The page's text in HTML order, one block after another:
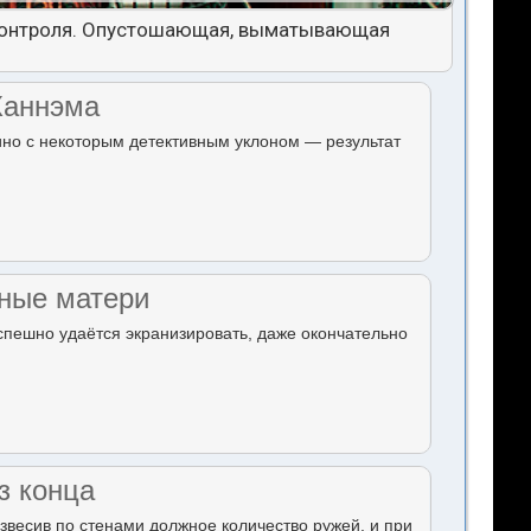
Опустошающая, выматывающая
с некоторым детективным уклоном — результат
матери
удаётся экранизировать, даже окончательно
конца
по стенами должное количество ружей, и при